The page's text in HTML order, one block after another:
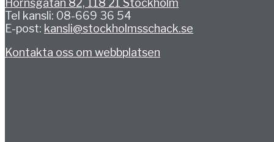
Hornsgatan 82, 118 21 Stockholm
Tel kansli: 08-669 36 54
E-post: kansli@stockholmsschack.se
Kontakta oss om webbplatsen